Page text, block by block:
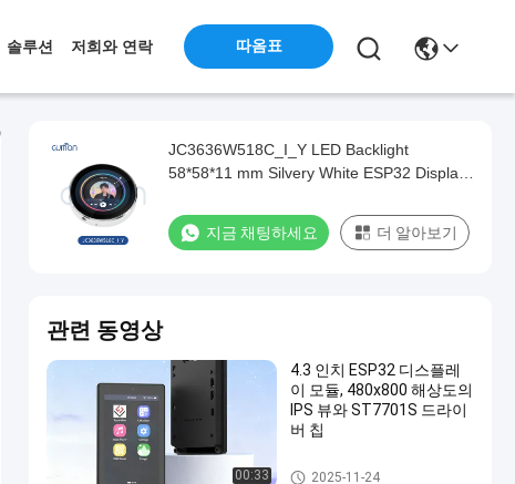
솔루션 저희와 연락 따옴표
JC3636W518C_I_Y LED Backlight
58*58*11 mm Silvery White ESP32 Display
module for arduino
지금 채팅하세요 더 알아보기
관련 동영상
00:33
4.3 인치 ESP32 디스플레
이 모듈, 480x800 해상도의
IPS 뷰와 ST7701S 드라이
버 칩
ESP32 디스플레이 모듈
2025-11-24